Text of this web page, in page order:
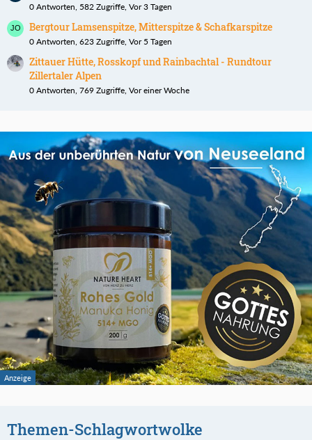
0 Antworten, 582 Zugriffe, Vor 3 Tagen
Bergtour Lamsenspitze, Mitterspitze & Schafkarspitze
0 Antworten, 623 Zugriffe, Vor 5 Tagen
Zittauer Hütte, Rosskopf und Rainbachtal - Rundtour
Zillertaler Alpen
0 Antworten, 769 Zugriffe, Vor einer Woche
Themen-Schlagwortwolke